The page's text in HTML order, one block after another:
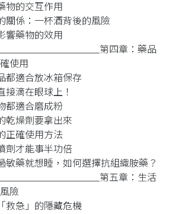
物的交互作用
關係：一杯酒背後的風險
響藥物的效用
第四章：藥品
使用
都適合放冰箱保存
接滴在眼球上！
都適合磨成粉
乾燥劑要拿出來
正確使用方法
劑才能事半功倍
敏藥就想睡，如何選擇抗組織胺藥？
第五章：生活
險
救急」的隱藏危機